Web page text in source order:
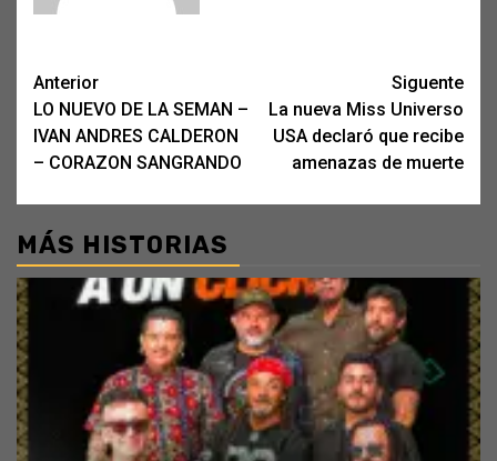
Post
navigation
Anterior
LO NUEVO DE LA SEMAN –
IVAN ANDRES CALDERON
– CORAZON SANGRANDO
Siguente
La nueva Miss Universo
USA declaró que recibe
amenazas de muerte
MÁS HISTORIAS